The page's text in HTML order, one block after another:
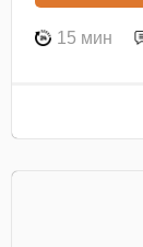
15 мин